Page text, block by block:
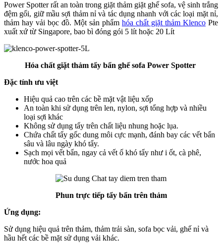
Power Spotter rất an toàn trong giặt thảm giặt ghế sofa, vệ sinh trắng
đệm gối, giữ mầu sợi thảm nỉ và tác dụng nhanh với các loại mặt nỉ,
thảm hay vải bọc đồ. Một sản phẩm hóa chất giặt thảm Klenco Pte
xuất xứ từ Singapore, bao bì đóng gói 5 lít hoặc 20 Lít
Hóa chất giặt thảm tẩy bẩn ghế sofa Power Spotter
Đặc tính ưu việt
Hiệu quả cao trên các bề mặt vật liệu xốp
An toàn khi sử dụng trên len, nylon, sợi tổng hợp và nhiều
loại sợi khác
Không sử dụng tẩy trên chất liệu nhung hoặc lụa.
Chứa chất tẩy gốc dung môi cực mạnh, đánh bay các vết bẩn
sâu và lâu ngày khó tẩy.
Sạch mọi vết bẩn, ngay cả vết ố khó tẩy như i ốt, cà phê,
nước hoa quả
Phun trực tiếp tẩy bẩn trên thảm
Ứng dụng:
Sử dụng hiệu quả trên thảm, thảm trải sàn, sofa bọc vải, ghế nỉ và
hầu hết các bề mặt sử dụng vải khác.